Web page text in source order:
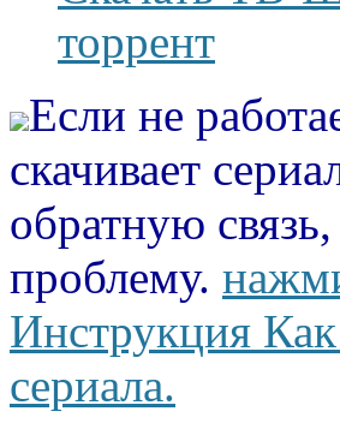
торрент
Если не
скачивает
обратную
проблему.
Инструкция
сериала.